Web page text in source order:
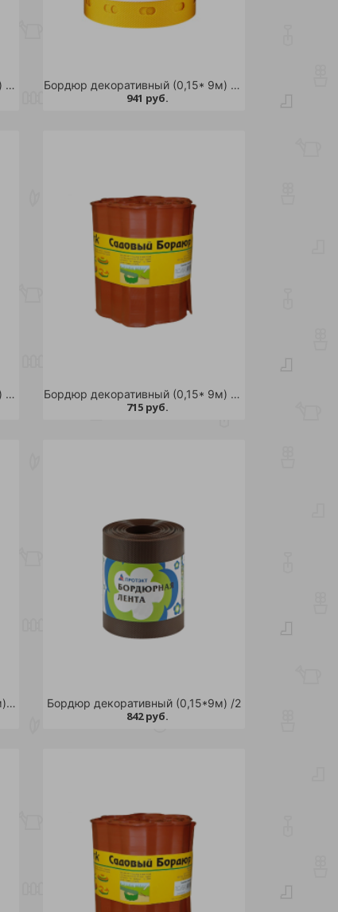
Бордюр декоративный (0,15* 9м) ГОФРА /2 Бордюр декоративный (0,15* 9м) Декор /1
941 руб.
Бордюр декоративный (0,15* 9м) зеленый ГОФРА /6 Бордюр декоративный (0,15* 9м) коричневый ГОФРА /6
715 руб.
Бордюр декоративный (0,15*30м) 1/2 Бордюр декоративный (0,15*9м) /2
842 руб.